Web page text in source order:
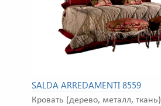
SALDA ARREDAMENTI 8559
Кровать (дерево, металл, ткань)